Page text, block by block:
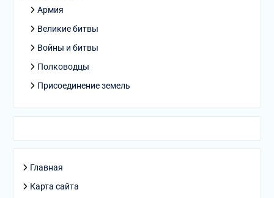
Армия
Великие битвы
Войны и битвы
Полководцы
Присоединение земель
Главная
Карта сайта